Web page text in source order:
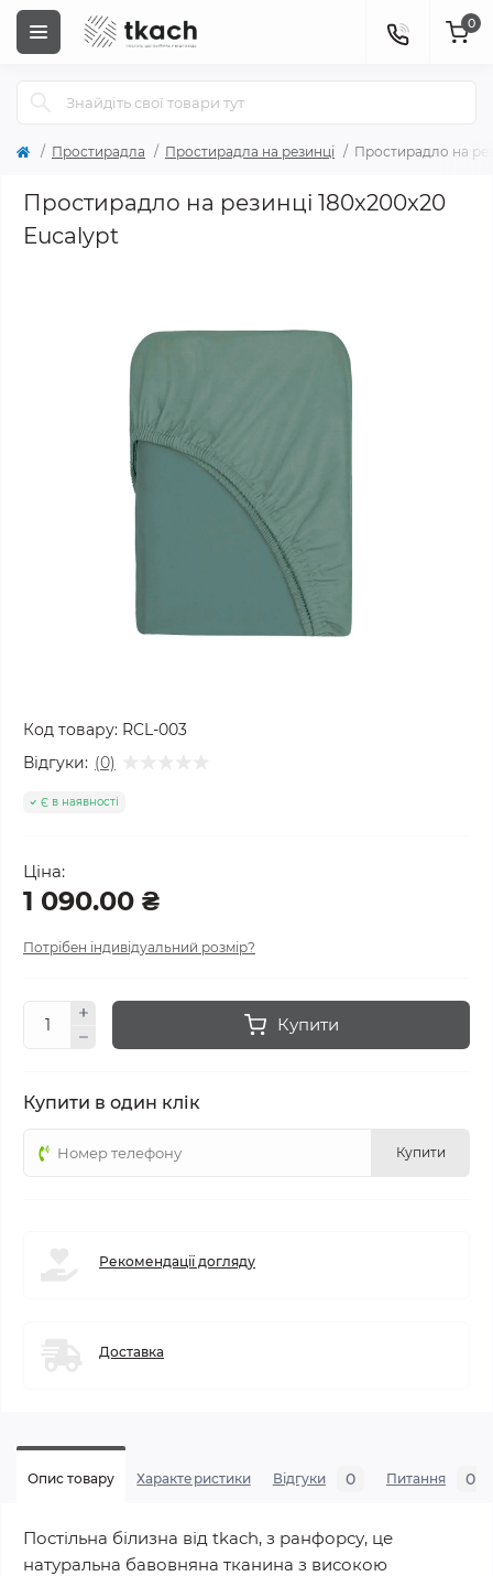
0
Простирадла Простирадла на резинці Простирадло на
Простирадло на резинці 180x200x20
Eucalypt
Код товару: RCL-003
Відгуки: (0)
Є в наявності
Ціна:
1 090.00 ₴
Потрібен індивідуальний розмір?
Купити
Купити в один клік
Купити
Рекомендації догляду
Доставка
Опис товару Характеристики Відгуки 0 Питання 0
Постільна білизна від tkach, з ранфорсу, це
натуральна бавовняна тканина з високою